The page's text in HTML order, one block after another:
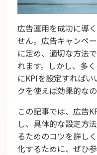
広告運用を成功に導
せん。広告キャンペ
に定め、適切な方法
れます。しかし、多
にKPIを設定すれば
クを使えば効果的な
この記事では、広告
し、具体的な設定方
るためのコツを詳し
化するために、ぜひ